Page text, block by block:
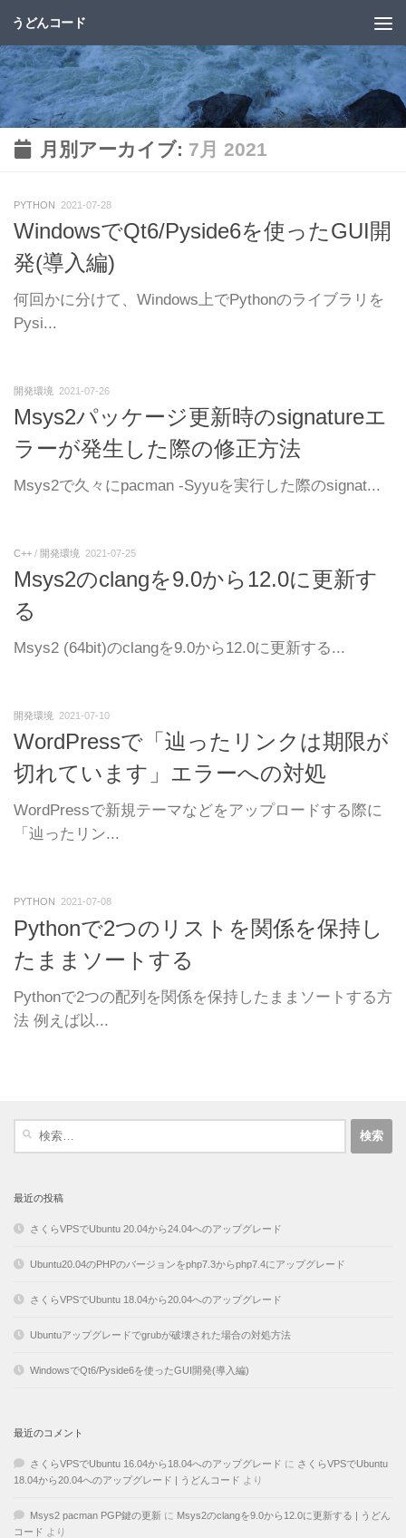
コンテンツへスキップ
うどんコード
月別アーカイブ: 7月 2021
PYTHON 2021-07-28
WindowsでQt6/Pyside6を使ったGUI開
発(導入編)
何回かに分けて、Windows上でPythonのライブラリを
Pysi...
開発環境 2021-07-26
Msys2パッケージ更新時のsignatureエ
ラーが発生した際の修正方法
Msys2で久々にpacman -Syyuを実行した際のsignat...
C++ / 開発環境 2021-07-25
Msys2のclangを9.0から12.0に更新す
る
Msys2 (64bit)のclangを9.0から12.0に更新する...
開発環境 2021-07-10
WordPressで「辿ったリンクは期限が
切れています」エラーへの対処
WordPressで新規テーマなどをアップロードする際に
「辿ったリン...
PYTHON 2021-07-08
Pythonで2つのリストを関係を保持し
たままソートする
Pythonで2つの配列を関係を保持したままソートする方
法 例えば以...
最近の投稿
さくらVPSでUbuntu 20.04から24.04へのアップグレード
Ubuntu20.04のPHPのバージョンをphp7.3からphp7.4にアップグレード
さくらVPSでUbuntu 18.04から20.04へのアップグレード
Ubuntuアップグレードでgrubが破壊された場合の対処方法
WindowsでQt6/Pyside6を使ったGUI開発(導入編)
最近のコメント
さくらVPSでUbuntu 16.04から18.04へのアップグレード に さくらVPSでUbuntu
18.04から20.04へのアップグレード | うどんコード より
Msys2 pacman PGP鍵の更新 に Msys2のclangを9.0から12.0に更新する | うどん
コード より